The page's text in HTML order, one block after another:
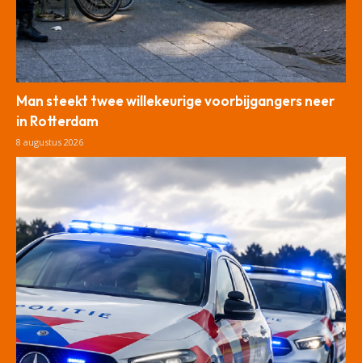
Man steekt twee willekeurige voorbijgangers neer
in Rotterdam
8 augustus 2026